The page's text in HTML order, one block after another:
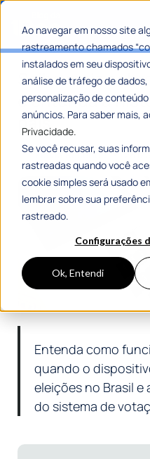
Ao navegar em nosso site
rastreamento chamados
instalados em seu
análise de tráfego de
personalização de
anúncios. Para saber mais,
Privacidade.
Se você recusar, suas
rastreadas quando você
cookie simples será usado
lembrar sobre sua
rastreado.
Configurações
Ok, Entendi
Saiba mais
e entenda a
país
Por Flávia Resende 28
Entenda como
quando o
eleições no Brasil
do sistema de